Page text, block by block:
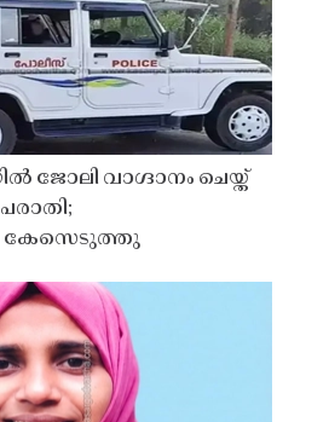
ജോലി വാഗ്ദാനം ചെയ്ത്
കേസെടുത്തു